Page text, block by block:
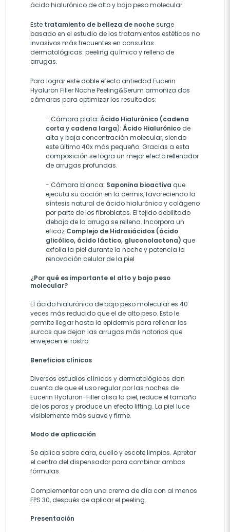
ácido hialurónico de alto y bajo peso molecular.
Este tratamiento de belleza de nochesurge
basado en el estudio de los tratamientos estéticos no
invasivos más frecuentes en consultas
dermatológicas: peeling químico y relleno de
arrugas.
Para lograr este doble efecto antiedad Eucerin
Hyaluron Filler Noche Peeling&Serum armoniza dos
cámaras para optimizar los resultados:
- Cámara plata:Ácido Hialurónico (cadena
corta y cadena larga): Ácido Hialurónico de
alta y baja concentración molecular, siendo
este último 40x más pequeño. Gracias a esta
composición se logra un mejor efecto rellenador
de arrugas profundas.
- Cámara blanca: Saponina bioactiva que
ejecuta su acción en la dermis, favoreciendo la
síntesis natural de ácido hialurónico y colágeno
por parte de los fibroblatos. El tejido debilitado
debajo de la arruga se rellena. Incorpora un
eficaz Complejo de Hidroxiácidos (ácido
glicólico, ácido láctico, gluconolactona) que
exfolia la piel durante la noche y potencia la
renovación celular de la piel
¿Por qué es importante el alto y bajo peso
molecular?
El ácido hialurónico de bajo peso molecular es 40
veces más reducido que el de alto peso. Esto le
permite llegar hasta la epidermis para rellenar los
surcos que dejan las arrugas más notorias que
envejecen el rostro.
Beneficios clínicos
Diversos estudios clínicos y dermatológicos dan
cuenta de que el uso regular por las noches de
Eucerin Hyaluron-Filler alisa la piel, reduce el tamaño
de los poros y produce un efecto lifting. La piel luce
visiblemente más suave y firme.
Modo de aplicación
Se aplica sobre cara, cuello y escote limpios. Apretar
el centro del dispensador para combinar ambas
fórmulas.
Complementar con una crema de día con al menos
FPS 30, después de aplicar el peeling.
Presentación